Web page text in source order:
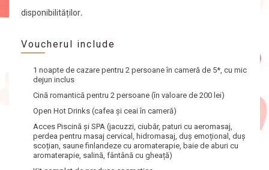
disponibilităților.
Voucherul include
1 noapte de cazare pentru 2 persoane în cameră de 5*, cu mic
dejun inclus
Cină romantică pentru 2 persoane (în valoare de 200 lei)
Open Hot Drinks (cafea și ceai în cameră)
Acces Piscină și SPA (jacuzzi, ciubăr, paturi cu aeromasaj,
perdea pentru masaj cervical, hidromasaj, duș emoțional, duș
scoțian, saune finlandeze cu aromaterapie, baie de aburi cu
aromaterapie, salină, fântână cu gheață)